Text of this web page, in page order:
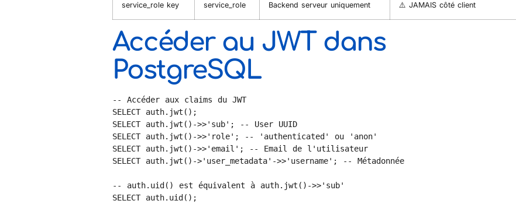
service_role key service_role Backend serveur uniquement ⚠️ JAMAIS côté client
Accéder au JWT dans
PostgreSQL
-- Accéder aux claims du JWT
SELECT auth.jwt();
SELECT auth.jwt()->>'sub'; -- User UUID
SELECT auth.jwt()->>'role'; -- 'authenticated' ou 'anon'
SELECT auth.jwt()->>'email'; -- Email de l'utilisateur
SELECT auth.jwt()->'user_metadata'->>'username'; -- Métadonnée
-- auth.uid() est équivalent à auth.jwt()->>'sub'
SELECT auth.uid();